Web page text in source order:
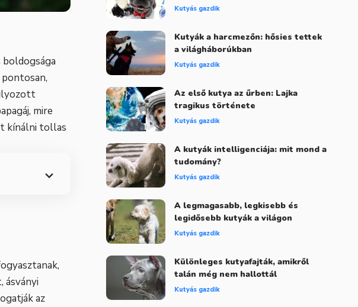
boldogsága
mire
kínálni tollas
ásványi
az
Kutyás gazdik
Kutyák a harcmezőn: hősies tettek
a világháborúkban
Kutyás gazdik
Az első kutya az űrben: Lajka
tragikus története
Kutyás gazdik
A kutyák intelligenciája: mit mond a
tudomány?
Kutyás gazdik
A legmagasabb, legkisebb és
legidősebb kutyák a világon
Kutyás gazdik
Különleges kutyafajták, amikről
talán még nem hallottál
Kutyás gazdik